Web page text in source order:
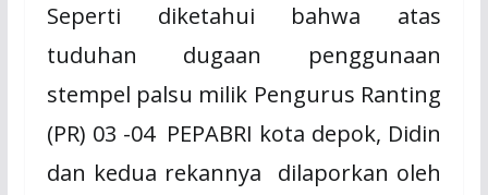
Seperti diketahui bahwa atas
tuduhan dugaan penggunaan
stempel palsu milik Pengurus Ranting
(PR) 03 -04 PEPABRI kota depok, Didin
dan kedua rekannya
dilaporkan oleh